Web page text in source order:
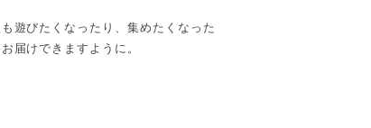
遊びたくなったり、集めたくなった
届けできますように。